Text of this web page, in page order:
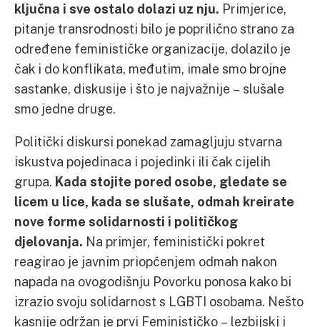
ključna i sve ostalo dolazi uz nju. Primjerice,
pitanje transrodnosti bilo je poprilično strano za
određene feminističke organizacije, dolazilo je
čak i do konflikata, međutim, imale smo brojne
sastanke, diskusije i što je najvažnije – slušale
smo jedne druge.
Politički diskursi ponekad zamagljuju stvarna
iskustva pojedinaca i pojedinki ili čak cijelih
grupa. Kada stojite pored osobe, gledate se
licem u lice, kada se slušate, odmah kreirate
nove forme solidarnosti i političkog
djelovanja. Na primjer, feministički pokret
reagirao je javnim priopćenjem odmah nakon
napada na ovogodišnju Povorku ponosa kako bi
izrazio svoju solidarnost s LGBTI osobama. Nešto
kasnije održan je prvi Feminističko – lezbijski i